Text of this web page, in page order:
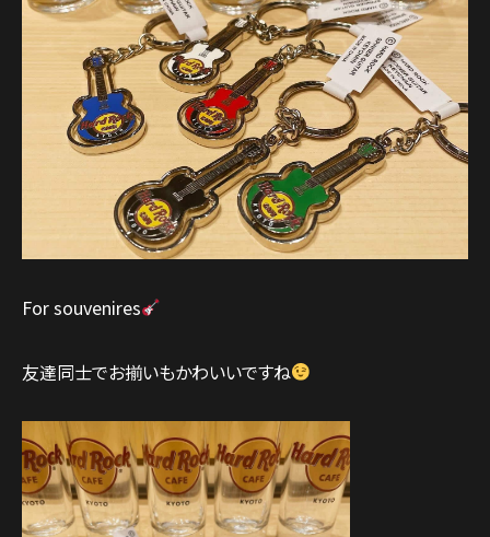
For souvenires
友達同士でお揃いもかわいいですね